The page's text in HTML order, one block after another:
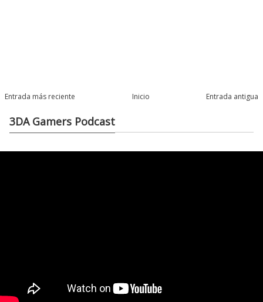
Entrada más reciente Entrada antigua
Inicio
3DA Gamers Podcast